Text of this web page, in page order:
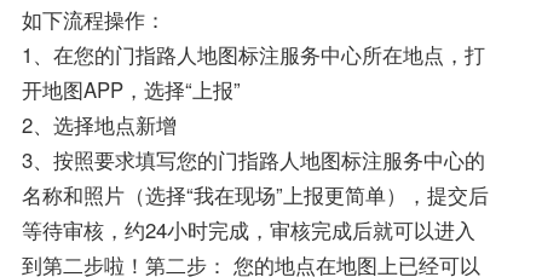
如下流程操作：
1、在您的门指路人地图标注服务中心所在地点，打
开地图APP，选择“上报”
2、选择地点新增
3、按照要求填写您的门指路人地图标注服务中心的
名称和照片（选择“我在现场”上报更简单），提交后
等待审核，约24小时完成，审核完成后就可以进入
到第二步啦！第二步： 您的地点在地图上已经可以